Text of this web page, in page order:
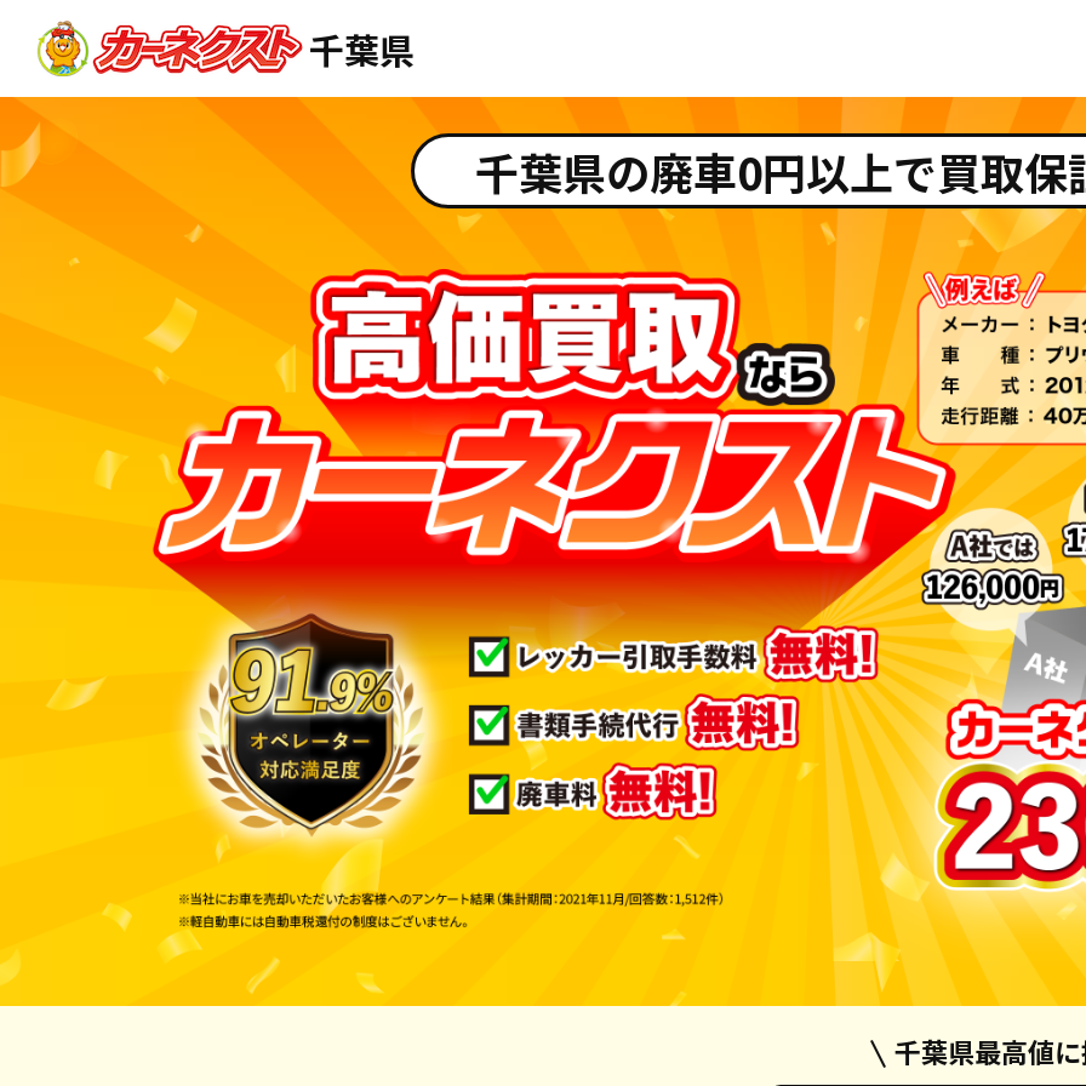
千葉県
千葉県の廃車0円以上で買取保
千葉県最高値